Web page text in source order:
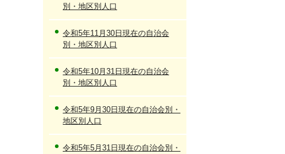
別・地区別人口
令和5年11月30日現在の自治会
別・地区別人口
令和5年10月31日現在の自治会
別・地区別人口
令和5年9月30日現在の自治会別・
地区別人口
令和5年5月31日現在の自治会別・